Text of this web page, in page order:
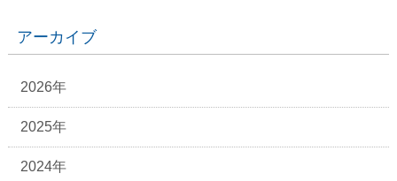
アーカイブ
2026年
2025年
2024年